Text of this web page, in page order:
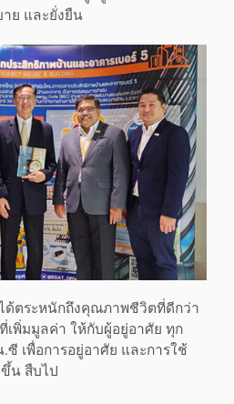
ย และยั่งยืน
ด้ตระหนักถึงคุณภาพชีวิตที่ดีกว่า
เพิ่มมูลค่า ให้กับผู้อยู่อาศัย ทุก
ซี เพื่อการอยู่อาศัย และการใช้
น สืบไป